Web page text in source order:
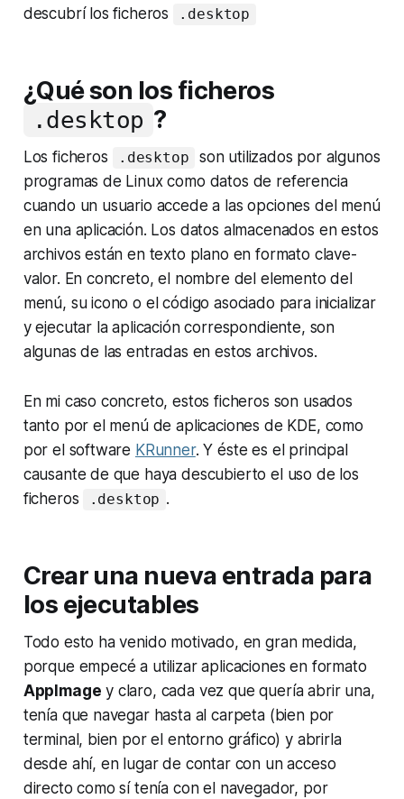
descubrí los ficheros
.desktop
¿Qué son los ficheros
.desktop ?
Los ficheros .desktop
son utilizados por algunos
programas de Linux como datos de referencia
cuando un usuario accede a las opciones del menú
en una aplicación. Los datos almacenados en estos
archivos están en texto plano en formato clave-
valor. En concreto, el nombre del elemento del
menú, su icono o el código asociado para inicializar
y ejecutar la aplicación correspondiente, son
algunas de las entradas en estos archivos.
En mi caso concreto, estos ficheros son usados
tanto por el menú de aplicaciones de KDE, como
por el software KRunner. Y éste es el principal
causante de que haya descubierto el uso de los
ficheros
.desktop .
Crear una nueva entrada para
los ejecutables
Todo esto ha venido motivado, en gran medida,
porque empecé a utilizar aplicaciones en formato
AppImage y claro, cada vez que quería abrir una,
tenía que navegar hasta al carpeta (bien por
terminal, bien por el entorno gráfico) y abrirla
desde ahí, en lugar de contar con un acceso
directo como sí tenía con el navegador, por